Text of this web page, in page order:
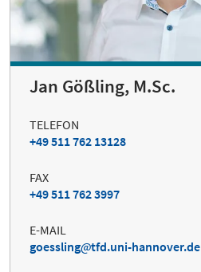
Jan Gößling, M.Sc.
TELEFON
+49 511 762 13128
FAX
+49 511 762 3997
E-MAIL
goessling
tfd.uni-hannover.de